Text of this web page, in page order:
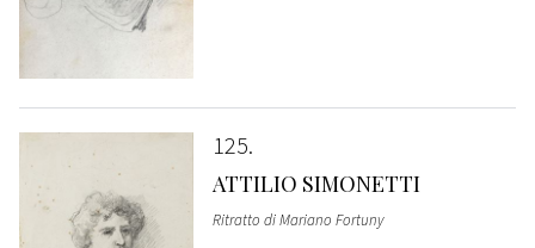
125
ATTILIO SIMONETTI
Ritratto di Mariano Fortuny